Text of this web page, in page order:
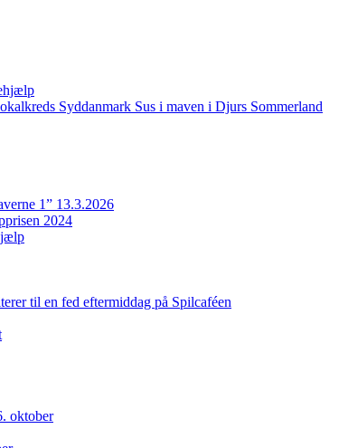
Syddanmark Sus i maven i Djurs Sommerland
1” 13.3.2026
2024
til en fed eftermiddag på Spilcaféen
oktober